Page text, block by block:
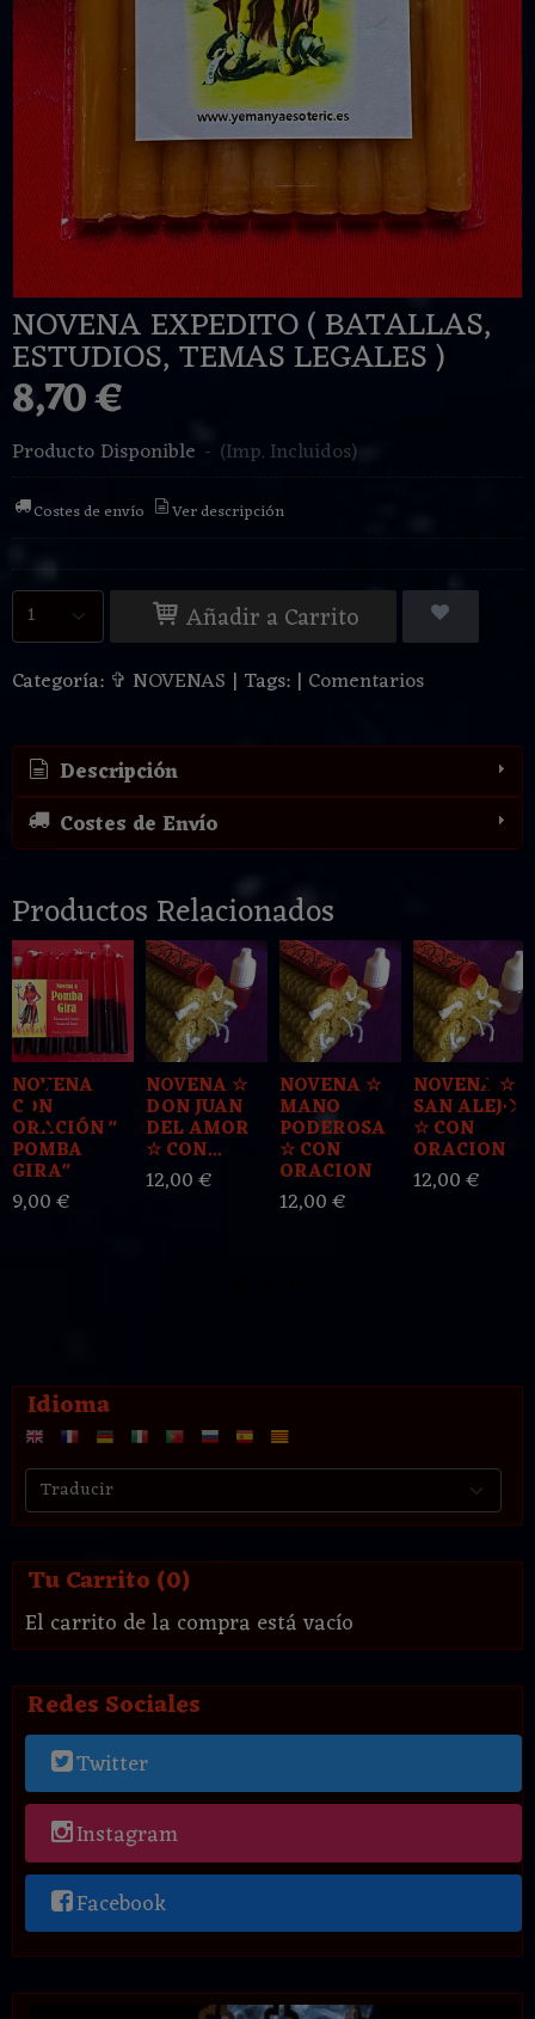
Idioma
Tu Carrito (0)
El carrito de la compra está vacío
Redes Sociales
Twitter
Instagram
Facebook
NOVENA EXPEDITO ( BATALLAS,
ESTUDIOS, TEMAS LEGALES )
8,70 €
Producto Disponible - (Imp. Incluidos)
Costes de envío Ver descripción
Añadir a Carrito
Categoría: ✞ NOVENAS | Tags: | Comentarios
Descripción
Costes de Envío
Productos Relacionados
NOVENA
CON
ORACIÓN "
POMBA
GIRA"
9,00 €
NOVENA ☆
DON JUAN
DEL AMOR
☆ CON...
12,00 €
NOVENA ☆
MANO
PODEROSA
☆ CON
ORACION
12,00 €
NOVENA ☆
SAN ALEJO
☆ CON
ORACION
12,00 €